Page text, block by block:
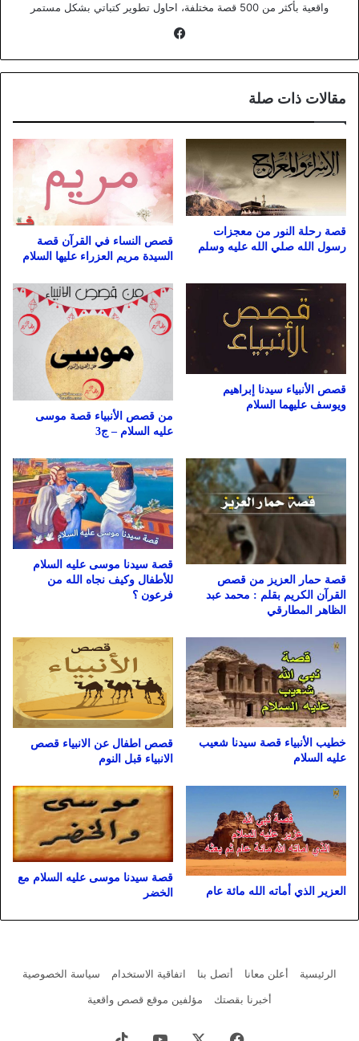
واقعية بأكثر من 500 قصة مختلفة، احاول تطوير كتباتي بشكل مستمر
مقالات ذات صلة
قصة رحلة النور من معجزات
رسول الله صلي الله عليه وسلم
قصص النساء في القرآن قصة
السيدة مريم العزراء عليها السلام
قصص الأنبياء سيدنا إبراهيم
ويوسف عليهما السلام
من قصص الأنبياء قصة موسى
عليه السلام – ج3
قصة حمار العزيز من قصص
القرآن الكريم بقلم : محمد عبد
الظاهر المطارقي
قصة سيدنا موسى عليه السلام
للأطفال وكيف نجاه الله من
فرعون ؟
خطيب الأنبياء قصة سيدنا شعيب
عليه السلام
قصص اطفال عن الانبياء قصص
الانبياء قبل النوم
العزير الذي أماته الله مائة عام
قصة سيدنا موسى عليه السلام مع
الخضر
الرئيسية أعلن معانا أتصل بنا اتفاقية الاستخدام
سياسة الخصوصية
أخبرنا بقصتك
مؤلفين موقع قصص واقعية